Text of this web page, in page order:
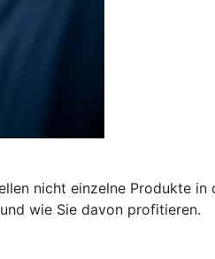
nicht einzelne Produkte
wie Sie davon profitieren.